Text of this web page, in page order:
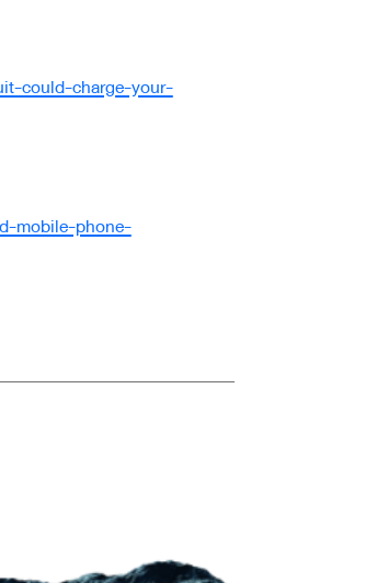
could-charge-your-
mobile-phone-